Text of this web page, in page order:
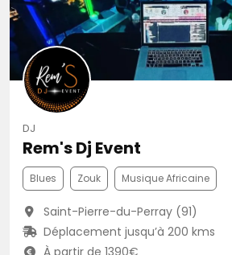
DJ
Rem's Dj Event
Blues Zouk Musique Africaine
Saint-Pierre-du-Perray (91)
Déplacement jusqu’à 200 kms
À partir de 1390€